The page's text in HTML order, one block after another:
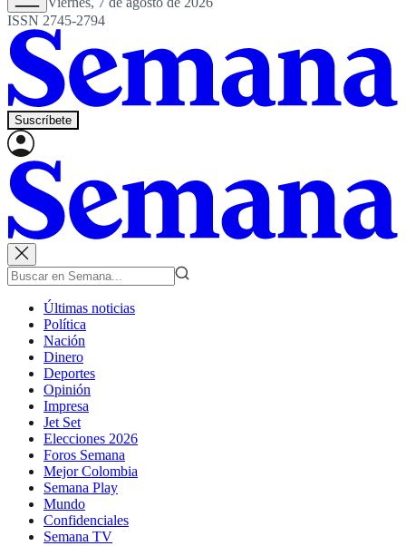
ISSN 2745-2794
Suscríbete
Últimas noticias
Política
Nación
Dinero
Deportes
Opinión
Impresa
Jet Set
Elecciones 2026
Foros Semana
Mejor Colombia
Semana Play
Mundo
Confidenciales
Semana TV